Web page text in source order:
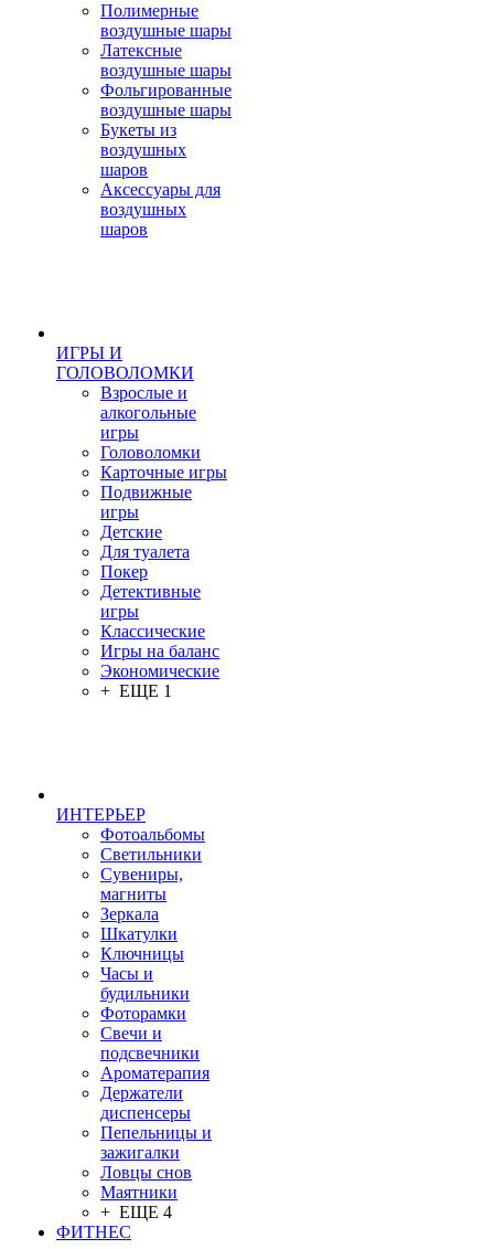
Полимерные
воздушные шары
Латексные
воздушные шары
Фольгированные
воздушные шары
Букеты из
воздушных
шаров
Аксессуары для
воздушных
шаров
ИГРЫ И
ГОЛОВОЛОМКИ
Взрослые и
алкогольные
игры
Головоломки
Карточные игры
Подвижные
игры
Детские
Для туалета
Покер
Детективные
игры
Классические
Игры на баланс
Экономические
+ ЕЩЕ 1
ИНТЕРЬЕР
Фотоальбомы
Светильники
Сувениры,
магниты
Зеркала
Шкатулки
Ключницы
Часы и
будильники
Фоторамки
Свечи и
подсвечники
Ароматерапия
Держатели
диспенсеры
Пепельницы и
зажигалки
Ловцы снов
Маятники
+ ЕЩЕ 4
ФИТНЕС